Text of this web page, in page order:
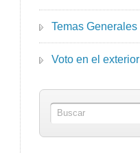
Temas Generales
Voto en el exterior